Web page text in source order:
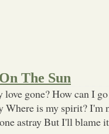
The Sun
love gone? How can I
Where is my spirit? I'm
astray But I'll blame